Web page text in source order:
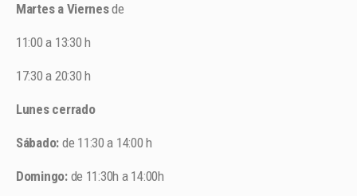
Martes a Viernesde
11:00 a 13:30 h
17:30 a 20:30 h
Lunes cerrado
Sábado: de 11:30 a 14:00 h
Domingo:de 11:30h a 14:00h